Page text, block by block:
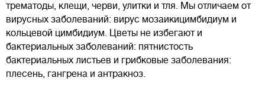
трематоды, клещи, черви, улитки и тля. Мы отличаем от
вирусных заболеваний: вирус мозаикицимбидиум и
кольцевой цимбидиум. Цветы не избегают и
бактериальных заболеваний: пятнистость
бактериальных листьев и грибковые заболевания:
плесень, гангрена и антракноз.